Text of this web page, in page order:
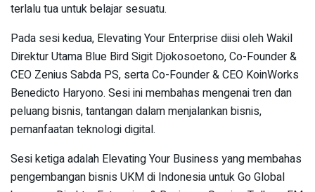
terlalu tua untuk belajar sesuatu.
Pada sesi kedua, Elevating Your Enterprise diisi oleh Wakil
Direktur Utama Blue Bird Sigit Djokosoetono, Co-Founder &
CEO Zenius Sabda PS, serta Co-Founder & CEO KoinWorks
Benedicto Haryono. Sesi ini membahas mengenai tren dan
peluang bisnis, tantangan dalam menjalankan bisnis,
pemanfaatan teknologi digital.
Sesi ketiga adalah Elevating Your Business yang membahas
pengembangan bisnis UKM di Indonesia untuk Go Global